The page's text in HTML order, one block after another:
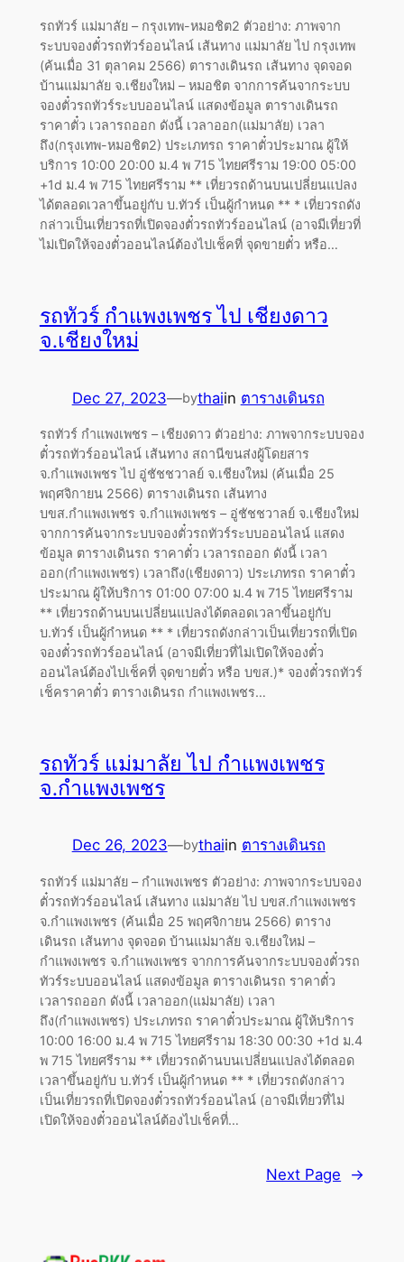
รถทัวร์ แม่มาลัย – กรุงเทพ-หมอชิต2 ตัวอย่าง: ภาพจาก
ระบบจองตั๋วรถทัวร์ออนไลน์ เส้นทาง แม่มาลัย ไป กรุงเทพ
(ค้นเมื่อ 31 ตุลาคม 2566) ตารางเดินรถ เส้นทาง จุดจอด
บ้านแม่มาลัย จ.เชียงใหม่ – หมอชิต จากการค้นจากระบบ
จองตั๋วรถทัวร์ระบบออนไลน์ แสดงข้อมูล ตารางเดินรถ
ราคาตั๋ว เวลารถออก ดังนี้ เวลาออก(แม่มาลัย) เวลา
ถึง(กรุงเทพ-หมอชิต2) ประเภทรถ ราคาตั๋วประมาณ ผู้ให้
บริการ 10:00 20:00 ม.4 พ 715 ไทยศรีราม 19:00 05:00
+1d ม.4 พ 715 ไทยศรีราม ** เที่ยวรถด้านบนเปลี่ยนแปลง
ได้ตลอดเวลาขึ้นอยู่กับ บ.ทัวร์ เป็นผู้กำหนด ** * เที่ยวรถดัง
กล่าวเป็นเที่ยวรถที่เปิดจองตั๋วรถทัวร์ออนไลน์ (อาจมีเที่ยวที่
ไม่เปิดให้จองตั๋วออนไลน์ต้องไปเช็คที่ จุดขายตั๋ว หรือ…
รถทัวร์ กำแพงเพชร ไป เชียงดาว
จ.เชียงใหม่
Dec 27, 2023—bythaiin ตารางเดินรถ
รถทัวร์ กำแพงเพชร – เชียงดาว ตัวอย่าง: ภาพจากระบบจอง
ตั๋วรถทัวร์ออนไลน์ เส้นทาง สถานีขนส่งผู้โดยสาร
จ.กำแพงเพชร ไป อู่ชัชชวาลย์ จ.เชียงใหม่ (ค้นเมื่อ 25
พฤศจิกายน 2566) ตารางเดินรถ เส้นทาง
บขส.กำแพงเพชร จ.กำแพงเพชร – อู่ชัชชวาลย์ จ.เชียงใหม่
จากการค้นจากระบบจองตั๋วรถทัวร์ระบบออนไลน์ แสดง
ข้อมูล ตารางเดินรถ ราคาตั๋ว เวลารถออก ดังนี้ เวลา
ออก(กำแพงเพชร) เวลาถึง(เชียงดาว) ประเภทรถ ราคาตั๋ว
ประมาณ ผู้ให้บริการ 01:00 07:00 ม.4 พ 715 ไทยศรีราม
** เที่ยวรถด้านบนเปลี่ยนแปลงได้ตลอดเวลาขึ้นอยู่กับ
บ.ทัวร์ เป็นผู้กำหนด ** * เที่ยวรถดังกล่าวเป็นเที่ยวรถที่เปิด
จองตั๋วรถทัวร์ออนไลน์ (อาจมีเที่ยวที่ไม่เปิดให้จองตั๋ว
ออนไลน์ต้องไปเช็คที่ จุดขายตั๋ว หรือ บขส.)* จองตั๋วรถทัวร์
เช็คราคาตั๋ว ตารางเดินรถ กำแพงเพชร…
รถทัวร์ แม่มาลัย ไป กำแพงเพชร
จ.กำแพงเพชร
Dec 26, 2023—bythaiin ตารางเดินรถ
รถทัวร์ แม่มาลัย – กำแพงเพชร ตัวอย่าง: ภาพจากระบบจอง
ตั๋วรถทัวร์ออนไลน์ เส้นทาง แม่มาลัย ไป บขส.กำแพงเพชร
จ.กำแพงเพชร (ค้นเมื่อ 25 พฤศจิกายน 2566) ตาราง
เดินรถ เส้นทาง จุดจอด บ้านแม่มาลัย จ.เชียงใหม่ –
กำแพงเพชร จ.กำแพงเพชร จากการค้นจากระบบจองตั๋วรถ
ทัวร์ระบบออนไลน์ แสดงข้อมูล ตารางเดินรถ ราคาตั๋ว
เวลารถออก ดังนี้ เวลาออก(แม่มาลัย) เวลา
ถึง(กำแพงเพชร) ประเภทรถ ราคาตั๋วประมาณ ผู้ให้บริการ
10:00 16:00 ม.4 พ 715 ไทยศรีราม 18:30 00:30 +1d ม.4
พ 715 ไทยศรีราม ** เที่ยวรถด้านบนเปลี่ยนแปลงได้ตลอด
เวลาขึ้นอยู่กับ บ.ทัวร์ เป็นผู้กำหนด ** * เที่ยวรถดังกล่าว
เป็นเที่ยวรถที่เปิดจองตั๋วรถทัวร์ออนไลน์ (อาจมีเที่ยวที่ไม่
เปิดให้จองตั๋วออนไลน์ต้องไปเช็คที่…
Next Page →